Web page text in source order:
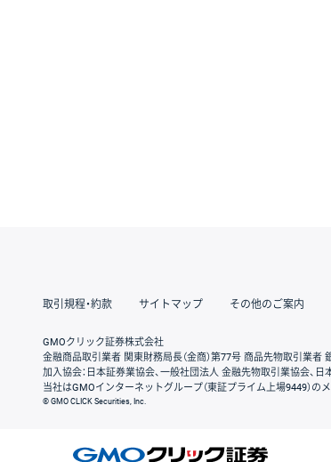
取引規程・約款 サイトマップ その他のご案内
GMOクリック証券株式会社
金融商品取引業者 関東財務局長（金商）第77号 商品先物取引業者
加入協会：日本証券業協会、一般社団法人 金融先物取引業協会、
当社はGMOインターネットグループ（東証プライム上場9449）のメ
© GMO CLICK Securities, Inc.